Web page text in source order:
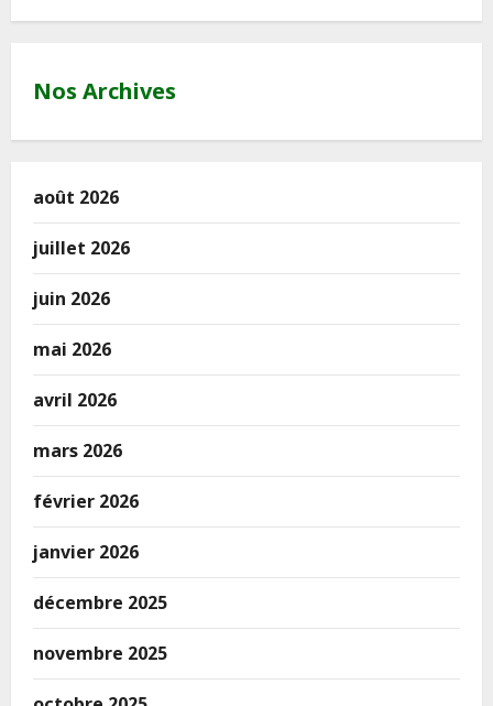
Nos Archives
août 2026
juillet 2026
juin 2026
mai 2026
avril 2026
mars 2026
février 2026
janvier 2026
décembre 2025
novembre 2025